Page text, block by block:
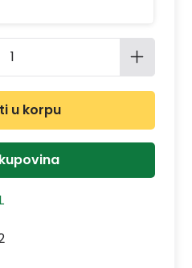
Unesite
u korpu